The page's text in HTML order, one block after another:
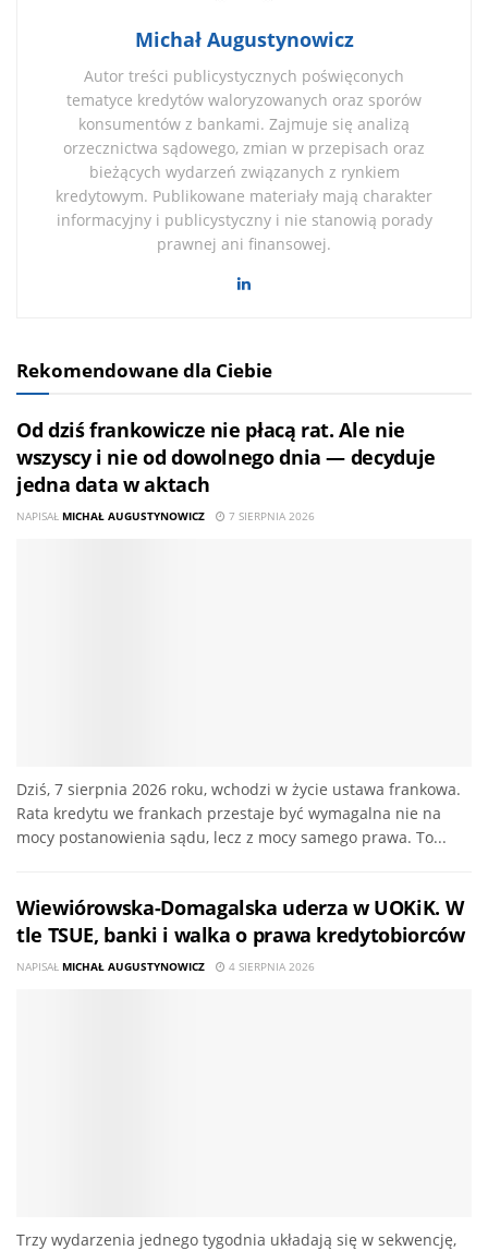
Michał Augustynowicz
Autor treści publicystycznych poświęconych
tematyce kredytów waloryzowanych oraz sporów
konsumentów z bankami. Zajmuje się analizą
orzecznictwa sądowego, zmian w przepisach oraz
bieżących wydarzeń związanych z rynkiem
kredytowym. Publikowane materiały mają charakter
informacyjny i publicystyczny i nie stanowią porady
prawnej ani finansowej.
Rekomendowane dla Ciebie
Od dziś frankowicze nie płacą rat. Ale nie
wszyscy i nie od dowolnego dnia — decyduje
jedna data w aktach
NAPISAŁ MICHAŁ AUGUSTYNOWICZ 7 SIERPNIA 2026
Dziś, 7 sierpnia 2026 roku, wchodzi w życie ustawa frankowa.
Rata kredytu we frankach przestaje być wymagalna nie na
mocy postanowienia sądu, lecz z mocy samego prawa. To...
Wiewiórowska-Domagalska uderza w UOKiK. W
tle TSUE, banki i walka o prawa kredytobiorców
NAPISAŁ MICHAŁ AUGUSTYNOWICZ 4 SIERPNIA 2026
Trzy wydarzenia jednego tygodnia układają się w sekwencję,